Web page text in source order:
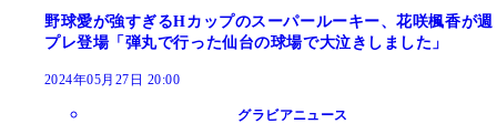
野球愛が強すぎるHカップのスーパールーキー、花咲楓香が週
プレ登場「弾丸で行った仙台の球場で大泣きしました」
2024年05月27日 20:00
グラビアニュース